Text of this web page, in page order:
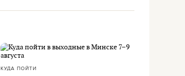
КУДА ПОЙТИ